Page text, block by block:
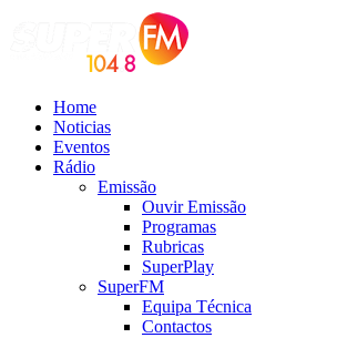
Home
Noticias
Eventos
Rádio
Emissão
Ouvir Emissão
Programas
Rubricas
SuperPlay
SuperFM
Equipa Técnica
Contactos